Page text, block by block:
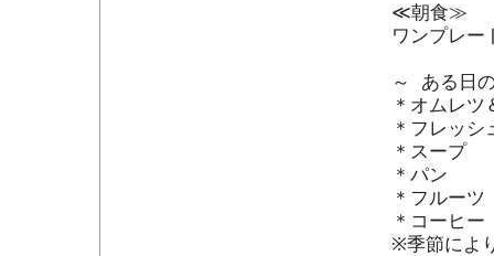
≪朝食≫
ワンプレー
～ ある日
＊オムレツ
＊フレッシ
＊スープ
＊パン
＊フルーツ
＊コーヒー
※季節によ